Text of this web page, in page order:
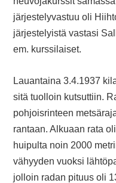
järjestelyvastuu oli
järjestelyistä vastasi
em. kurssilaiset.
Lauantaina 3.4.1937
sitä tuolloin kutsuttiin.
pohjoisrinteen
rantaan. Alkuaan rata
huipulta noin 2000
vähyyden vuoksi
jolloin radan pituus oli